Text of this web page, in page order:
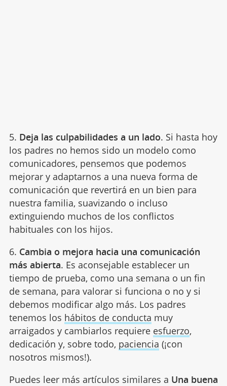
5. Deja las culpabilidades a un lado. Si hasta hoy
los padres no hemos sido un modelo como
comunicadores, pensemos que podemos
mejorar y adaptarnos a una nueva forma de
comunicación que revertirá en un bien para
nuestra familia, suavizando o incluso
extinguiendo muchos de los conflictos
habituales con los hijos.
6. Cambia o mejora hacia una comunicación
más abierta. Es aconsejable establecer un
tiempo de prueba, como una semana o un fin
de semana, para valorar si funciona o no y si
debemos modificar algo más. Los padres
tenemos los hábitos de conducta muy
arraigados y cambiarlos requiere esfuerzo,
dedicación y, sobre todo, paciencia (¡con
nosotros mismos!).
Puedes leer más artículos similares a Una buena